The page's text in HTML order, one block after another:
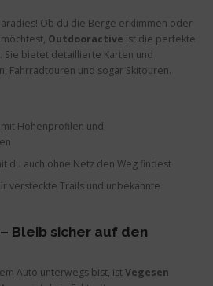
Ob du die Berge erklimmen oder
Outdooractive ist die perfekte
bietet detaillierte Karten und
Fahrradtouren und sogar Skitouren.
Höhenprofilen und
du auch ohne Netz den Weg findest
versteckte Trails und unbekannte
Bleib sicher auf den
Auto unterwegs bist, istVegesen